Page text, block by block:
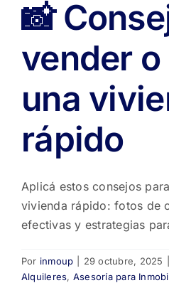
📸
vender
una
rápido
Aplicá estos consejos
vivienda rápido: fotos de
efectivas y estrategias
Por inmoup 29 octubre, 2025
Alquileres, Asesoría para